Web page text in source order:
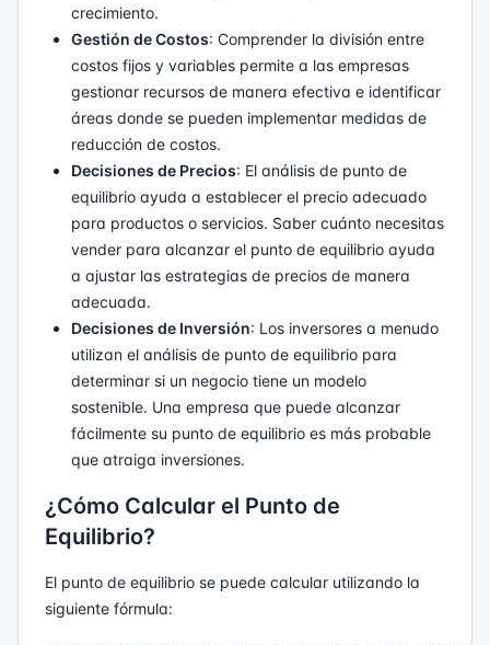
crecimiento.
Gestión de Costos: Comprender la división entre
costos fijos y variables permite a las empresas
gestionar recursos de manera efectiva e identificar
áreas donde se pueden implementar medidas de
reducción de costos.
Decisiones de Precios: El análisis de punto de
equilibrio ayuda a establecer el precio adecuado
para productos o servicios. Saber cuánto necesitas
vender para alcanzar el punto de equilibrio ayuda
a ajustar las estrategias de precios de manera
adecuada.
Decisiones de Inversión: Los inversores a menudo
utilizan el análisis de punto de equilibrio para
determinar si un negocio tiene un modelo
sostenible. Una empresa que puede alcanzar
fácilmente su punto de equilibrio es más probable
que atraiga inversiones.
¿Cómo Calcular el Punto de
Equilibrio?
El punto de equilibrio se puede calcular utilizando la
siguiente fórmula: